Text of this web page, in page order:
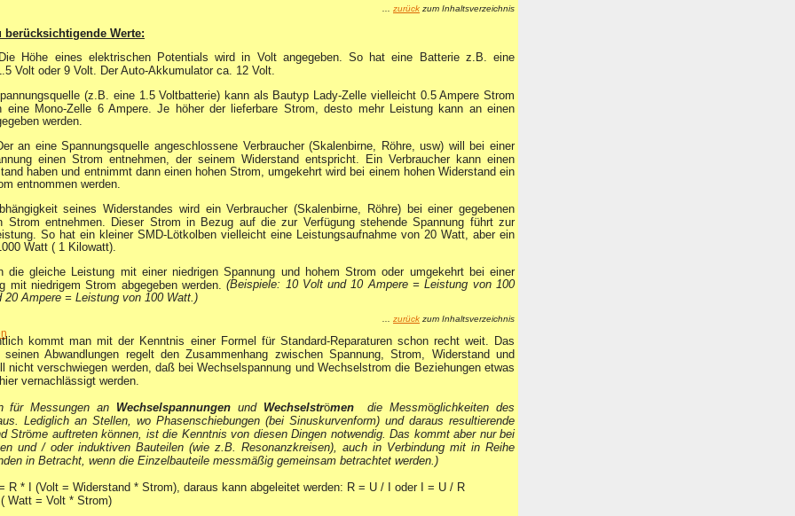
zurück zum Inhaltsverzeichnis
berücksichtigende Werte:
Die Höhe eines elektrischen Potentials wird in Volt angegeben. So hat eine Batterie z.B. eine
Volt oder 9 Volt. Der Auto-Akkumulator ca. 12 Volt.
(z.B. eine 1.5 Voltbatterie) kann als Bautyp Lady-Zelle vielleicht 0.5 Ampere Strom
eine Mono-Zelle 6 Ampere. Je höher der lieferbare Strom, desto mehr Leistung kann an einen
werden.
an eine Spannungsquelle angeschlossene Verbraucher (Skalenbirne, Röhre, usw) will bei einer
einen Strom entnehmen, der seinem Widerstand entspricht. Ein Verbraucher kann einen
haben und entnimmt dann einen hohen Strom, umgekehrt wird bei einem hohen Widerstand ein
entnommen werden.
seines Widerstandes wird ein Verbraucher (Skalenbirne, Röhre) bei einer gegebenen
Strom entnehmen. Dieser Strom in Bezug auf die zur Verfügung stehende Spannung führt zur
So hat ein kleiner SMD-Lötkolben vielleicht eine Leistungsaufnahme von 20 Watt, aber ein
Watt ( 1 Kilowatt).
die gleiche Leistung mit einer niedrigen Spannung und hohem Strom oder umgekehrt bei einer
mit niedrigem Strom abgegeben werden.(Beispiele: 10 Volt und 10 Ampere = Leistung von 100
20 Ampere = Leistung von 100 Watt.)
zurück zum Inhaltsverzeichnis
kommt man mit der Kenntnis einer Formel für Standard-Reparaturen schon recht weit. Das
Abwandlungen regelt den Zusammenhang zwischen Spannung, Strom, Widerstand und
nicht verschwiegen werden, daß bei Wechselspannung und Wechselstrom die Beziehungen etwas
vernachlässigt werden.
für Messungen an Wechselspannungenund Wechselströmendie Messmöglichkeiten des
Lediglich an Stellen, wo Phasenschiebungen (bei Sinuskurvenform) und daraus resultierende
Ströme auftreten können, ist die Kenntnis von diesen Dingen notwendig. Das kommt aber nur bei
und / oder induktiven Bauteilen (wie z.B. Resonanzkreisen), auch in Verbindung mit in Reihe
in Betracht, wenn die Einzelbauteile messmäßig gemeinsam betrachtet werden.)
R * I (Volt = Widerstand * Strom), daraus kann abgeleitet werden: R = U / I oder I = U / R
Watt = Volt * Strom)